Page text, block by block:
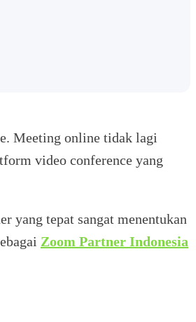
Meeting online tidak lagi
video conference yang
yang tepat sangat menentukan
Zoom Partner Indonesia